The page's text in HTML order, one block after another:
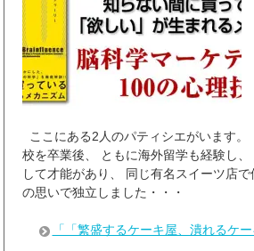
ここにある2人のパティシエがいます
校を卒業後、 ともに海外留学も経験し、
して才能があり、 同じ有名スイーツ店
の思いで独立しました・・・
「「繁盛するケーキ屋、潰れるケ